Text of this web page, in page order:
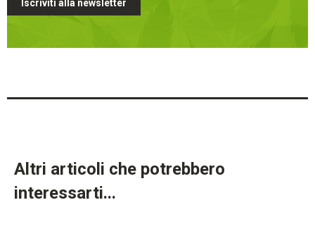
Iscriviti alla newsletter
Altri articoli che potrebbero
interessarti...